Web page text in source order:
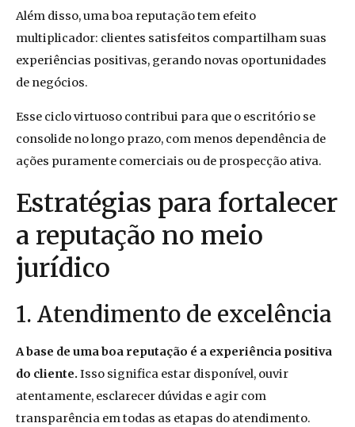
Além disso, uma boa reputação tem efeito
multiplicador: clientes satisfeitos compartilham suas
experiências positivas, gerando novas oportunidades
de negócios.
Esse ciclo virtuoso contribui para que o escritório se
consolide no longo prazo, com menos dependência de
ações puramente comerciais ou de prospecção ativa.
Estratégias para fortalecer
a reputação no meio
jurídico
1. Atendimento de excelência
A base de uma boa reputação é a experiência positiva
do cliente.Isso significa estar disponível, ouvir
atentamente, esclarecer dúvidas e agir com
transparência em todas as etapas do atendimento.